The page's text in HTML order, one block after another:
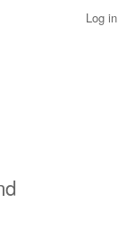
Log in